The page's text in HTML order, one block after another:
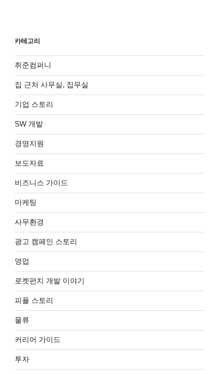
카테고리
취준컴퍼니
집 근처 사무실, 집무실
기업 스토리
SW 개발
경영지원
보도자료
비즈니스 가이드
마케팅
사무환경
광고 캠페인 스토리
영업
로켓펀치 개발 이야기
피플 스토리
물류
커리어 가이드
투자